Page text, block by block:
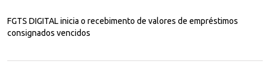
FGTS DIGITAL inicia o recebimento de valores de empréstimos
consignados vencidos